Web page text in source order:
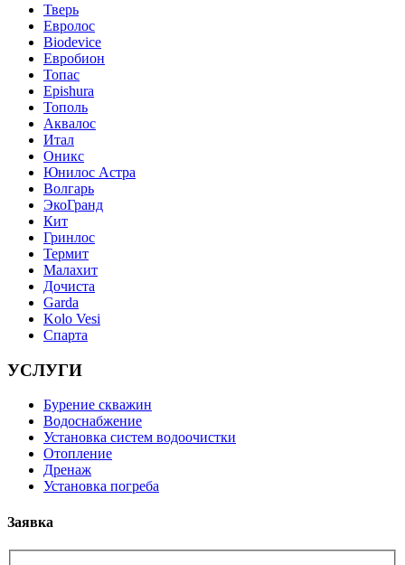
Тверь
Евролос
Biodevice
Евробион
Топас
Epishura
Тополь
Аквалос
Итал
Оникс
Юнилос Астра
Волгарь
ЭкоГранд
Кит
Гринлос
Термит
Малахит
Дочиста
Garda
Kolo Vesi
Спарта
УСЛУГИ
Бурение скважин
Водоснабжение
Установка систем водоочистки
Отопление
Дренаж
Установка погреба
Заявка